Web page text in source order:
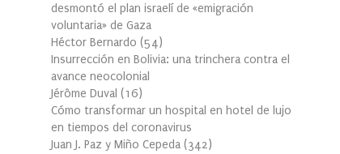
desmontó el plan israelí de «emigración
voluntaria» de Gaza
Héctor Bernardo (54)
Insurrección en Bolivia: una trinchera contra el
avance neocolonial
Jérôme Duval (16)
Cómo transformar un hospital en hotel de lujo
en tiempos del coronavirus
Juan J. Paz y Miño Cepeda (342)